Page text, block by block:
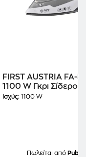
FIRST AUSTRIA FA-
1100 W Γκρι Σίδερο
Ισχύς: 1100 W
Πωλείται από Public